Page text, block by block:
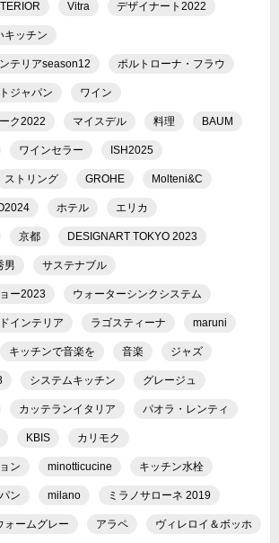
Vitra デザイナート2022
キッチン
テリアseason12 ポルトローナ・フラウ
ジャパン ワイン
ク2022 マイスデル 料理 BAUM
ワインセラー ISH2025
ストリング GROHE Molteni&C
ホテル エリカ
京都 DESIGNART TOKYO 2023
男 サステナブル
ー2023 ウォーターシンクシステム
インテリア ラゴスティーナ maruni
キッチンで音楽を 音楽 ジャズ
システムキッチン グレージュ
カッテランイタリア パオラ・レンティ
KBIS カリモク
ン minotticucine キッチン水栓
ン milano ミラノサローネ 2019
ォームグレー アラペ ヴィレロイ＆ボッホ